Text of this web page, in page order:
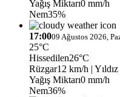
Yağış Miktarı0 mm/h
Nem35%
17:0009 Ağustos 2026,
25°C
Hissedilen26°C
Rüzgar12 km/h |
Yağış Miktarı0 mm/h
Nem36%